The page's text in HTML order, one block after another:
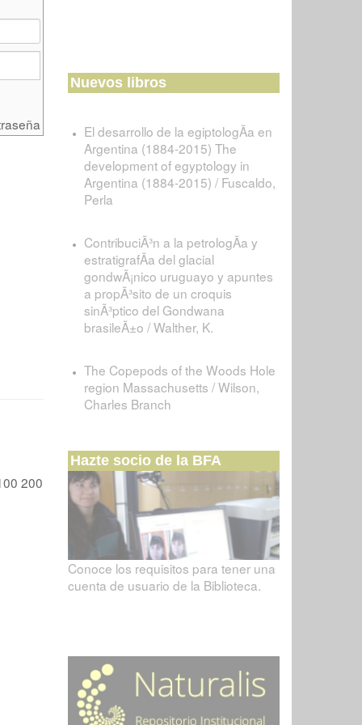
200
Nuevos libros
El desarrollo de la egiptologÃ­a en
Argentina (1884-2015) The
development of egyptology in
Argentina (1884-2015) / Fuscaldo,
Perla
ContribuciÃ³n a la petrologÃ­a y
estratigrafÃ­a del glacial
gondwÃ¡nico uruguayo y apuntes
a propÃ³sito de un croquis
sinÃ³ptico del Gondwana
brasileÃ±o / Walther, K.
The Copepods of the Woods Hole
region Massachusetts / Wilson,
Charles Branch
Hazte socio de la BFA
Conoce los requisitos para tener una
cuenta de usuario de la Biblioteca.